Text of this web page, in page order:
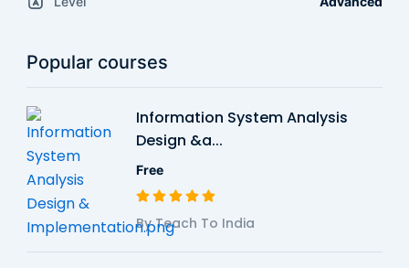
Popular courses
Information System Analysis
Design &a...
Free
By Teach To India